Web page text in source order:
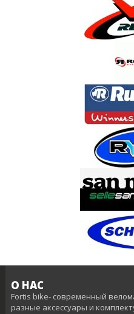
О НАС
Fortis bike- современный
разные аксессуары и